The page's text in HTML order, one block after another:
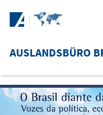
AUSLANDSBÜRO